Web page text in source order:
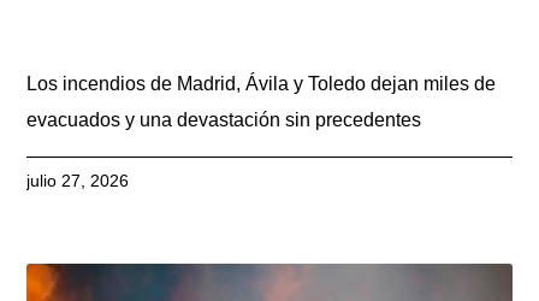
Los incendios de Madrid, Ávila y Toledo dejan miles de
evacuados y una devastación sin precedentes
julio 27, 2026